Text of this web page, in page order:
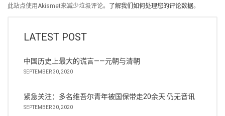
此站点使用Akismet来减少垃圾评论。 了解我们如何处理您的评论数据。
LATEST POST
中国历史上最大的谎言——元朝与清朝
SEPTEMBER 30, 2020
紧急关注：多名维吾尔青年被国保带走20余天 仍无音讯
SEPTEMBER 30, 2020